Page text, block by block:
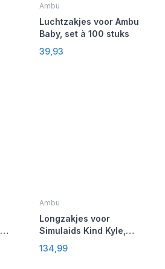
Ambu
Luchtzakjes voor Ambu
Baby, set à 100 stuks
39,93
Ambu
Longzakjes voor
Simulaids Kind Kyle,
set à 24 stuks
134,99